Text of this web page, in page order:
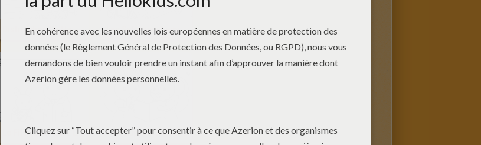
Distribution De Hamburgers Les Sylvanian Families Partent En Vacances
Le Fils Lapin Chez Le Docteur Fille Lapin Et Fille Écureuil